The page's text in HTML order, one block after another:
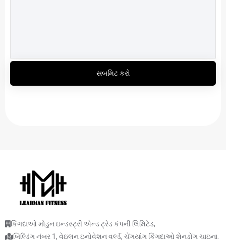
સબમિટ કરો
કિંગદાઓ મોડુન ઇન્ડસ્ટ્રી એન્ડ ટ્રેડ કંપની લિમિટેડ,
બિલ્ડિંગ નંબર 1, વેઇલન ઇનોવેશન વર્લ્ડ, ચેંગયાંગ કિંગદાઓ શેનડોંગ ચાઇના.